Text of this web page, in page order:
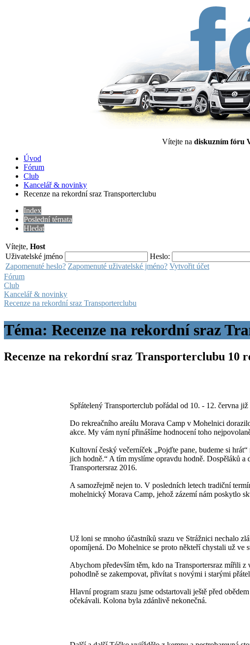
Vítejte na diskuzním fóru
Úvod
Fórum
Club
Kancelář & novinky
Recenze na rekordní sraz Transporterclubu
Index
Poslední témata
Hledat
Vítejte, Host
Uživatelské jméno
Heslo:
Zapomenuté heslo? Zapomenuté uživatelské jméno? Vytvořit účet
Fórum
Club
Kancelář & novinky
Recenze na rekordní sraz Transporterclubu
Téma: Recenze na rekordní sraz
Recenze na rekordní sraz Transporterclubu 10
Spřátelený Transporterclub pořádal od 10. - 12. června
Do rekreačního areálu Morava Camp v Mohelnici
akce. My vám nyní přinášíme hodnocení toho
Kultovní český večerníček „Pojďte pane, budeme si
jich hodně.“ A tím myslíme opravdu hodně. Dospěláků
Transportersraz 2016.
A samozřejmě nejen to. V posledních letech tradiční
mohelnický Morava Camp, jehož zázemí nám poskytlo
Už loni se mnoho účastníků srazu ve Strážnici nechalo
opomíjená. Do Mohelnice se proto někteří chystali už ve
Abychom především těm, kdo na Transportersraz mířili
pohodlně se zakempovat, přivítat s novými i starými
Hlavní program srazu jsme odstartovali ještě před
očekávali. Kolona byla zdánlivě nekonečná.